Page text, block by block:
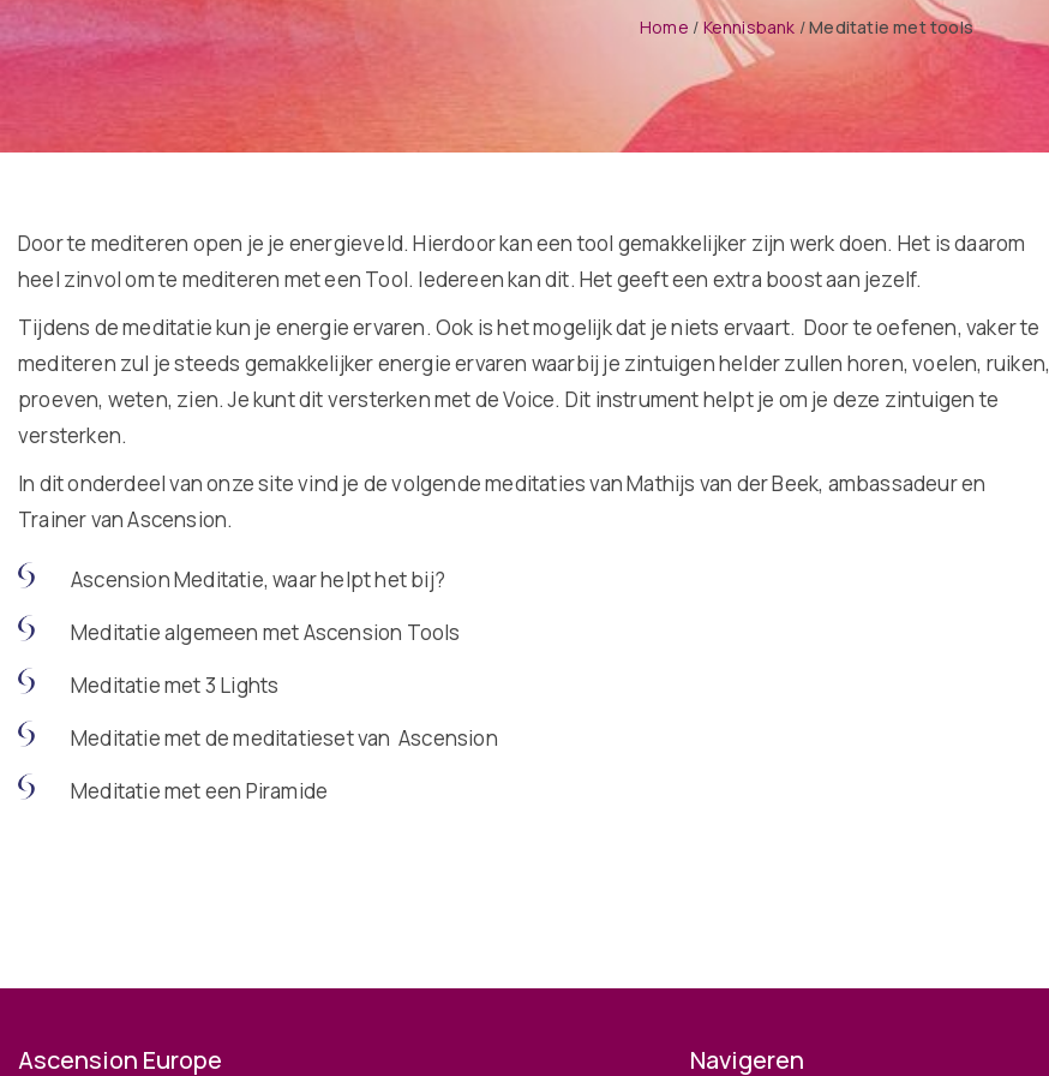
Home /Kennisbank /Meditatie met tools
Door te mediteren open je je energieveld. Hierdoor kan een tool gemakkelijker zijn werk doen. Het is daarom
heel zinvol om te mediteren met een Tool. Iedereen kan dit. Het geeft een extra boost aan jezelf.
Tijdens de meditatie kun je energie ervaren. Ook is het mogelijk dat je niets ervaart. Door te oefenen, vaker te
mediteren zul je steeds gemakkelijker energie ervaren waarbij je zintuigen helder zullen horen, voelen, ruiken,
proeven, weten, zien. Je kunt dit versterken met de Voice. Dit instrument helpt je om je deze zintuigen te
versterken.
In dit onderdeel van onze site vind je de volgende meditaties van Mathijs van der Beek, ambassadeur en
Trainer van Ascension.
Ascension Meditatie, waar helpt het bij?
Meditatie algemeen met Ascension Tools
Meditatie met 3 Lights
Meditatie met de meditatieset van Ascension
Meditatie met een Piramide
Ascension Europe Navigeren